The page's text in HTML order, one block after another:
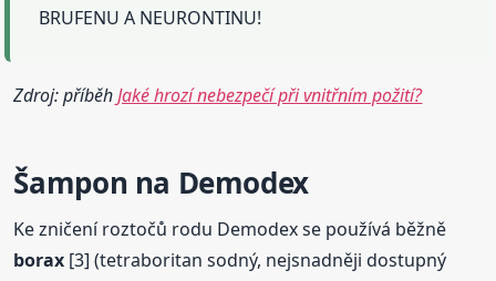
BRUFENU A NEURONTINU!
Zdroj: příběhJaké hrozí nebezpečí při vnitřním požití?
Šampon na Demodex
Ke zničení roztočů rodu Demodex se používá běžně
borax [3] (tetraboritan sodný, nejsnadněji dostupný